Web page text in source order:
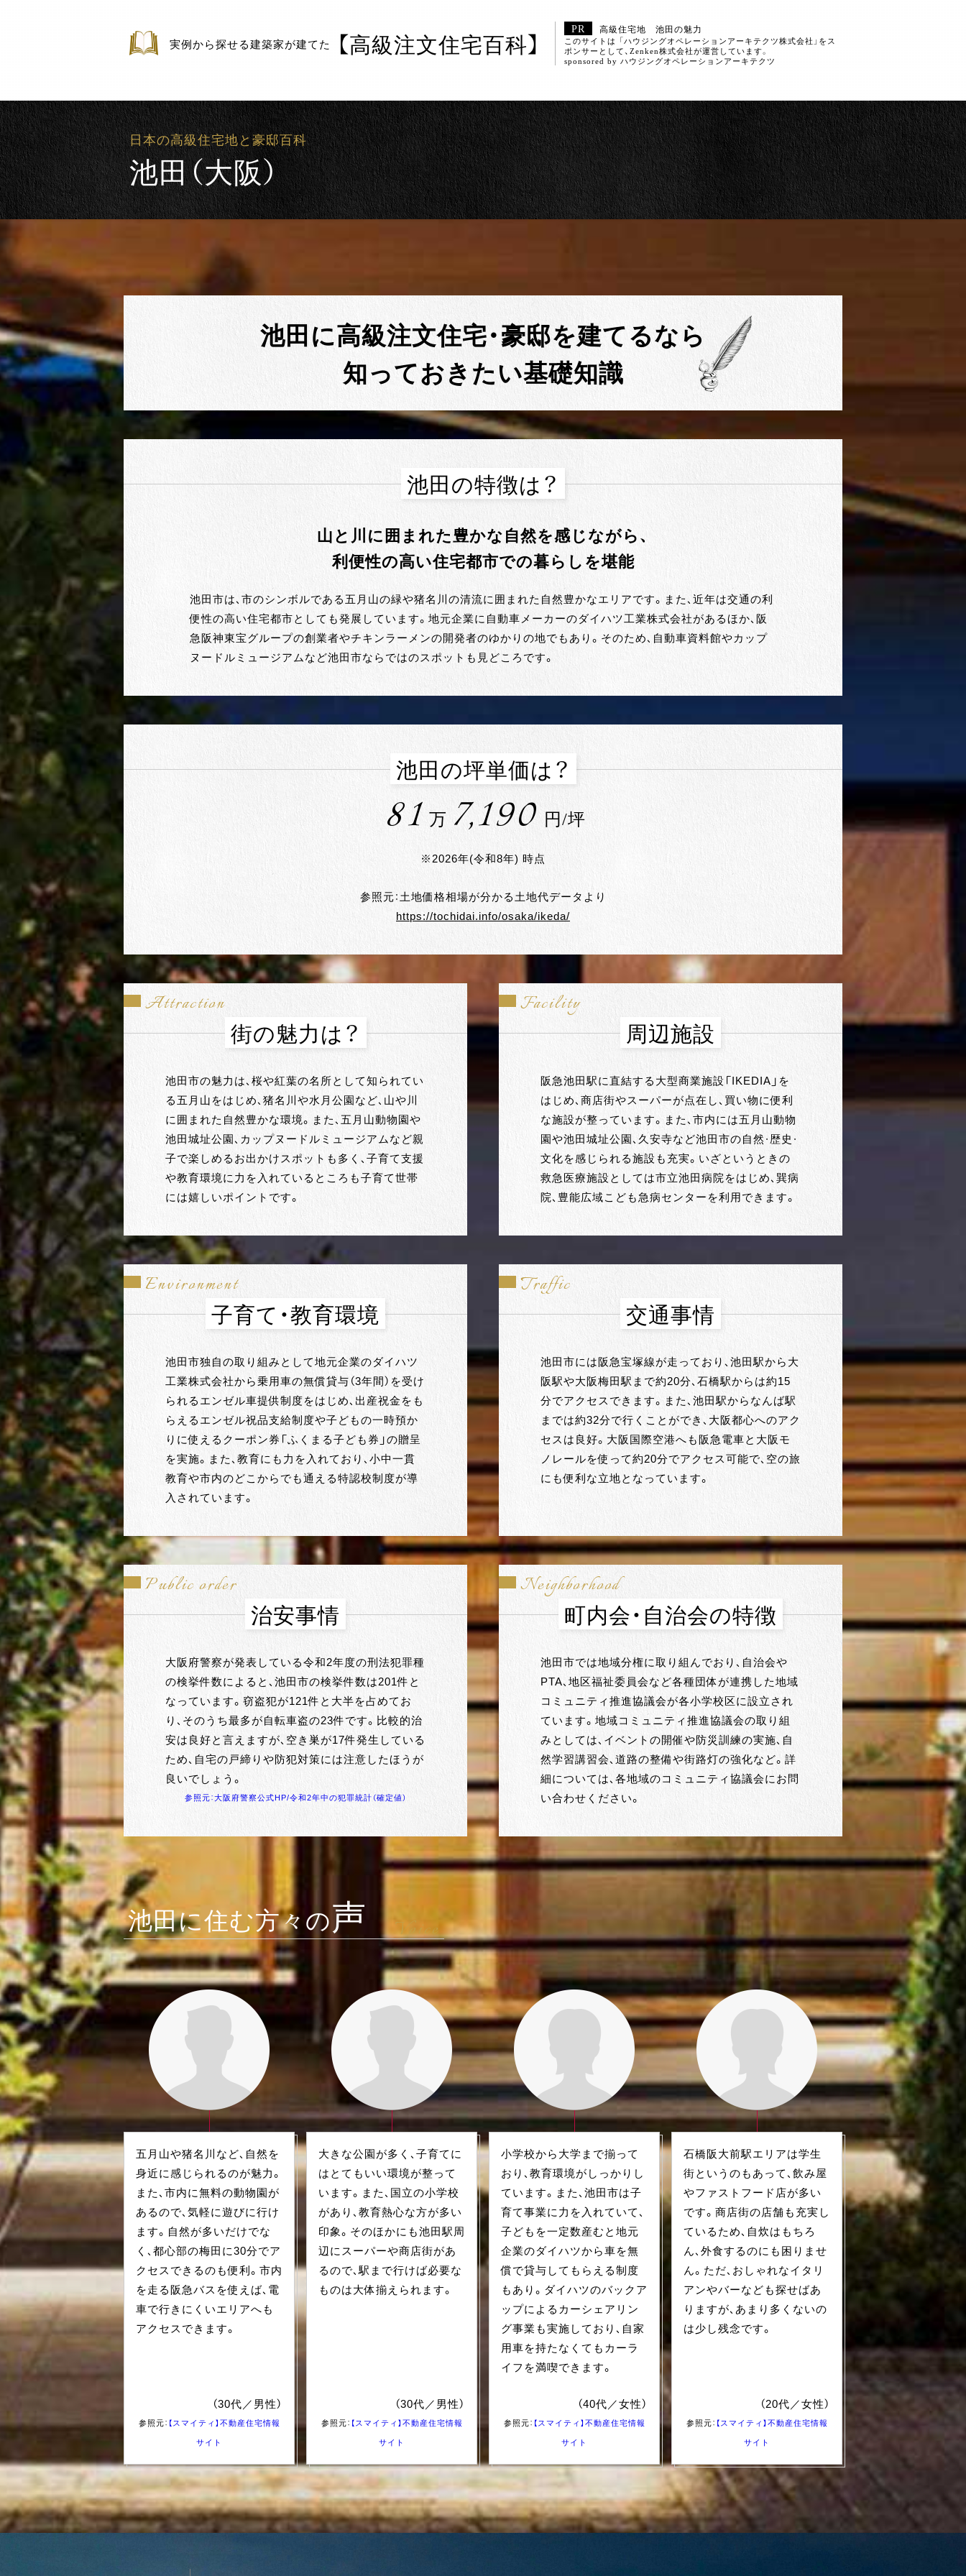
実例から探せる建築家が建てた 【高級注文住宅百科】 高級住宅地 池田の魅力
このサイトは 「ハウジングオペレーションアーキテクツ株式会社」をス
ポンサーとして、Zenken株式会社が運営しています。
sponsored by ハウジングオペレーションアーキテクツ
日本の高級住宅地と豪邸百科
池田（大阪）
池田に高級注文住宅・豪邸を建てるなら
知っておきたい基礎知識
池田の特徴は？
山と川に囲まれた豊かな自然を感じながら、
利便性の高い住宅都市での暮らしを堪能
池田市は、市のシンボルである五月山の緑や猪名川の清流に囲まれた自然豊かなエリアです。また、近年は交通の利
便性の高い住宅都市としても発展しています。地元企業に自動車メーカーのダイハツ工業株式会社があるほか、阪
急阪神東宝グループの創業者やチキンラーメンの開発者のゆかりの地でもあり。そのため、自動車資料館やカップ
ヌードルミュージアムなど池田市ならではのスポットも見どころです。
池田の坪単価は？
81 万 7,190 円/坪
※2026年(令和8年) 時点
参照元：土地価格相場が分かる土地代データより
https://tochidai.info/osaka/ikeda/
Attraction
街の魅力は？
池田市の魅力は、桜や紅葉の名所として知られてい
る五月山をはじめ、猪名川や水月公園など、山や川
に囲まれた自然豊かな環境。また、五月山動物園や
池田城址公園、カップヌードルミュージアムなど親
子で楽しめるお出かけスポットも多く、子育て支援
や教育環境に力を入れているところも子育て世帯
には嬉しいポイントです。
Facility
周辺施設
阪急池田駅に直結する大型商業施設「IKEDIA」を
はじめ、商店街やスーパーが点在し、買い物に便利
な施設が整っています。また、市内には五月山動物
園や池田城址公園、久安寺など池田市の自然・歴史・
文化を感じられる施設も充実。いざというときの
救急医療施設としては市立池田病院をはじめ、巽病
院、豊能広域こども急病センターを利用できます。
Environment
子育て・教育環境
池田市独自の取り組みとして地元企業のダイハツ
工業株式会社から乗用車の無償貸与（3年間）を受け
られるエンゼル車提供制度をはじめ、出産祝金をも
らえるエンゼル祝品支給制度や子どもの一時預か
りに使えるクーポン券「ふくまる子ども券」の贈呈
を実施。また、教育にも力を入れており、小中一貫
教育や市内のどこからでも通える特認校制度が導
入されています。
Traffic
交通事情
池田市には阪急宝塚線が走っており、池田駅から大
阪駅や大阪梅田駅まで約20分、石橋駅からは約15
分でアクセスできます。また、池田駅からなんば駅
までは約32分で行くことができ、大阪都心へのアク
セスは良好。大阪国際空港へも阪急電車と大阪モ
ノレールを使って約20分でアクセス可能で、空の旅
にも便利な立地となっています。
Public order
治安事情
大阪府警察が発表している令和2年度の刑法犯罪種
の検挙件数によると、池田市の検挙件数は201件と
なっています。窃盗犯が121件と大半を占めてお
り、そのうち最多が自転車盗の23件です。比較的治
安は良好と言えますが、空き巣が17件発生している
ため、自宅の戸締りや防犯対策には注意したほうが
良いでしょう。
参照元：大阪府警察公式HP/令和2年中の犯罪統計（確定値）
Neighborhood
町内会・自治会の特徴
池田市では地域分権に取り組んでおり、自治会や
PTA、地区福祉委員会など各種団体が連携した地域
コミュニティ推進協議会が各小学校区に設立され
ています。地域コミュニティ推進協議会の取り組
みとしては、イベントの開催や防災訓練の実施、自
然学習講習会、道路の整備や街路灯の強化など。詳
細については、各地域のコミュニティ協議会にお問
い合わせください。
池田に住む方々の声 Voice
五月山や猪名川など、自然を
身近に感じられるのが魅力。
また、市内に無料の動物園が
あるので、気軽に遊びに行け
ます。自然が多いだけでな
く、都心部の梅田に30分でア
クセスできるのも便利。市内
を走る阪急バスを使えば、電
車で行きにくいエリアへも
アクセスできます。
（30代／男性）
参照元： 【スマイティ】不動産住宅情報
サイト
大きな公園が多く、子育てに
はとてもいい環境が整って
います。また、国立の小学校
があり、教育熱心な方が多い
印象。そのほかにも池田駅周
辺にスーパーや商店街があ
るので、駅まで行けば必要な
ものは大体揃えられます。
（30代／男性）
参照元： 【スマイティ】不動産住宅情報
サイト
小学校から大学まで揃って
おり、教育環境がしっかりし
ています。また、池田市は子
育て事業に力を入れていて、
子どもを一定数産むと地元
企業のダイハツから車を無
償で貸与してもらえる制度
もあり。ダイハツのバックア
ップによるカーシェアリン
グ事業も実施しており、自家
用車を持たなくてもカーラ
イフを満喫できます。
（40代／女性）
参照元： 【スマイティ】不動産住宅情報
サイト
石橋阪大前駅エリアは学生
街というのもあって、飲み屋
やファストフード店が多い
です。商店街の店舗も充実し
ているため、自炊はもちろ
ん、外食するのにも困りませ
ん。ただ、おしゃれなイタリ
アンやバーなども探せばあ
りますが、あまり多くないの
は少し残念です。
（20代／女性）
参照元： 【スマイティ】不動産住宅情報
サイト